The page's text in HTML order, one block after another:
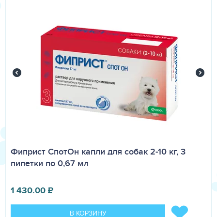
Фиприст СпотОн капли для собак 2-10 кг, 3
пипетки по 0,67 мл
1 430.00₽
В КОРЗИНУ